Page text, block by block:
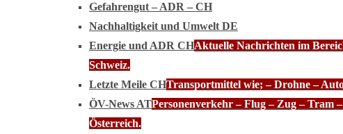
Gefahrengut – ADR – CH
Nachhaltigkeit und Umwelt DE
Energie und ADR CHAktuelle Nachrichten im
Schweiz.
Letzte Meile CHTransportmittel wie; – Drohne –
ÖV-News ATPersonenverkehr – Flug – Zug – Tram
Österreich.